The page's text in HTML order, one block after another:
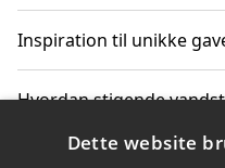
Inspiration til unikke
Hvordan stigende
Dette website